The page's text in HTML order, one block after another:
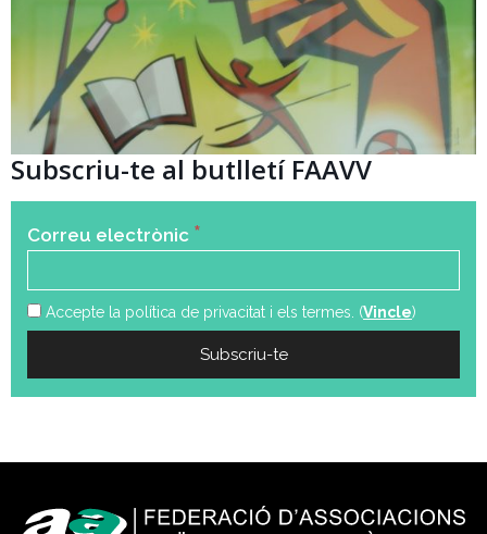
Subscriu-te al butlletí FAAVV
Correu electrònic *
Accepte la política de privacitat i els termes. (Vincle)